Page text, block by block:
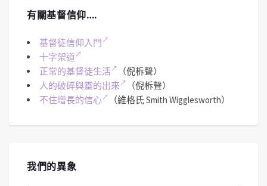
有關基督信仰….
基督徒信仰入門
十字架道
正常的基督徒生活
（倪柝聲）
人的破碎與靈的出來
（倪柝聲）
不住增長的信心
（維格氏 Smith Wigglesworth）
我們的異象